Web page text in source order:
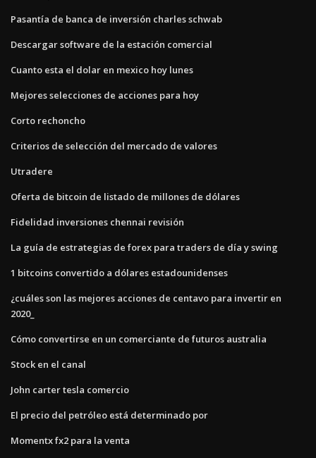
Pasantía de banca de inversión charles schwab
Descargar software de la estación comercial
Cuanto esta el dolar en mexico hoy lunes
Mejores selecciones de acciones para hoy
Corto rechoncho
Criterios de selección del mercado de valores
Utradere
Oferta de bitcoin de listado de millones de dólares
Fidelidad inversiones chennai revisión
La guía de estrategias de forex para traders de día y swing
1 bitcoins convertido a dólares estadounidenses
¿cuáles son las mejores acciones de centavo para invertir en
2020_
Cómo convertirse en un comerciante de futuros australia
Stock en el canal
John carter tesla comercio
El precio del petróleo está determinado por
Momentx fx2 para la venta